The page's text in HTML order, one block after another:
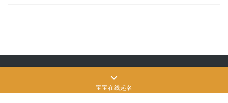
Copyright © 飒飒宠物生活 版权所有SiteMap网站地图苏ICP备2022024906
号-3
宝宝在线起名